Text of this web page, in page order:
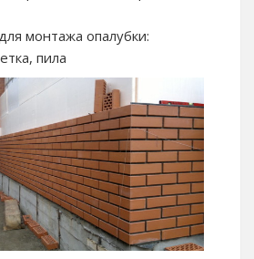
монтажа опалубки:
пила